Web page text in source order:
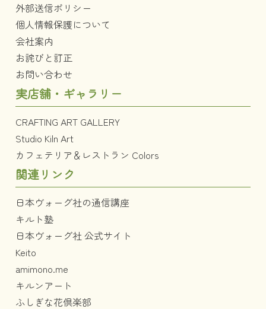
外部送信ポリシー
個人情報保護について
会社案内
お詫びと訂正
お問い合わせ
実店舗・ギャラリー
CRAFTING ART GALLERY
Studio Kiln Art
カフェテリア＆レストラン Colors
関連リンク
日本ヴォーグ社の通信講座
キルト塾
日本ヴォーグ社 公式サイト
Keito
amimono.me
キルンアート
ふしぎな花倶楽部